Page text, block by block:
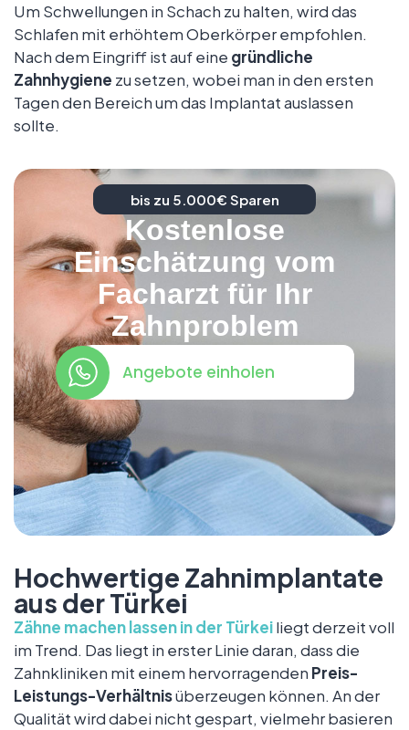
Um Schwellungen in Schach zu halten, wird das
Schlafen mit erhöhtem Oberkörper empfohlen.
Nach dem Eingriff ist auf eine gründliche
Zahnhygiene zu setzen, wobei man in den ersten
Tagen den Bereich um das Implantat auslassen
sollte.
bis zu 5.000€ Sparen
Kostenlose
Einschätzung vom
Facharzt für Ihr
Zahnproblem
Angebote einholen
Hochwertige Zahnimplantate
aus der Türkei
Zähne machen lassen in der Türkeiliegt derzeit voll
im Trend. Das liegt in erster Linie daran, dass die
Zahnkliniken mit einem hervorragenden Preis-
Leistungs-Verhältnisüberzeugen können. An der
Qualität wird dabei nicht gespart, vielmehr basieren